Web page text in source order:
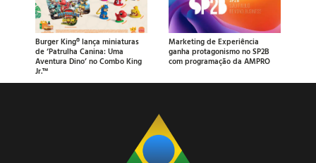
Burger King® lança miniaturas
de ‘Patrulha Canina: Uma
Aventura Dino’ no Combo King
Jr.™
Marketing de Experiência
ganha protagonismo no SP2B
com programação da AMPRO